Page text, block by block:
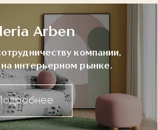
Arben
компании,
интерьерном рынке.